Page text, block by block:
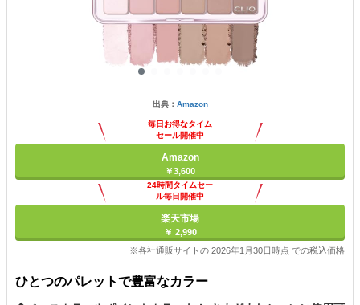
出典： Amazon
毎日お得なタイム
セール開催中
Amazon
￥3,600
24時間タイムセー
ル毎日開催中
楽天市場
￥ 2,990
※各社通販サイトの 2026年1月30日時点 での税込価格
ひとつのパレットで豊富なカラー